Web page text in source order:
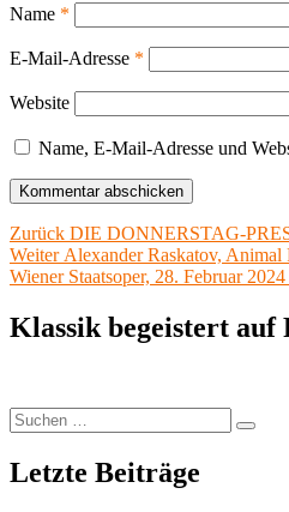
Name *
E-Mail-Adresse *
Website
Name, E-Mail-Adresse und
Beitragsnavigation
Zurück Vorheriger
Beitrag:
DIE DONNERSTAG-
Weiter Nächster
Beitrag:
Alexander Raskatov, Animal
Wiener Staatsoper, 28. Februar
Klassik begeistert auf
Suchen
nach:
Suchen
Letzte Beiträge